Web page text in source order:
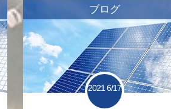
ブログ
2021 6/17